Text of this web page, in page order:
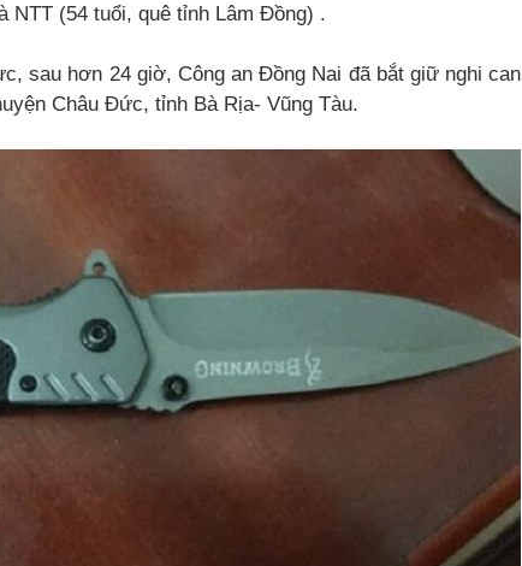
NTT (54 tuổi, quê tỉnh Lâm Đồng) .
sau hơn 24 giờ, Công an Đồng Nai đã bắt giữ nghi can
Châu Đức, tỉnh Bà Rịa- Vũng Tàu.